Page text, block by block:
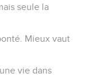
seule la
Mieux vaut
vie dans